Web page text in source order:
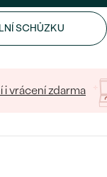
SCHŮZKU
i vrácení zdarma